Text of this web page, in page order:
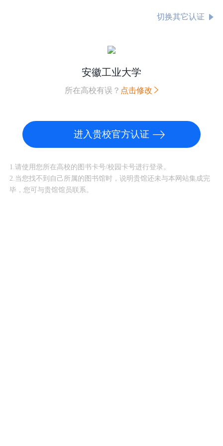
切换其它认证
安徽工业大学
所在高校有误？ 点击修改
进入贵校官方认证
1.请使用您所在高校的图书卡号/校园卡号进行登录。
2.当您找不到自己所属的图书馆时，说明贵馆还未与本网站集成完
毕，您可与贵馆馆员联系。